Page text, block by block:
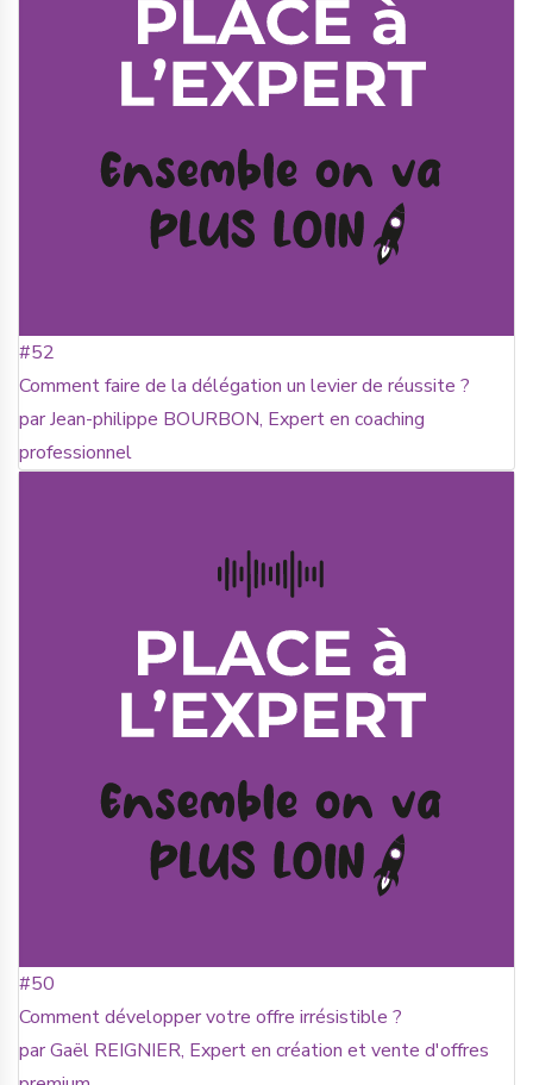
#52
Comment faire de la délégation un levier de réussite ?
par Jean-philippe BOURBON, Expert en coaching
professionnel
#50
Comment développer votre offre irrésistible ?
par Gaël REIGNIER, Expert en création et vente d'offres